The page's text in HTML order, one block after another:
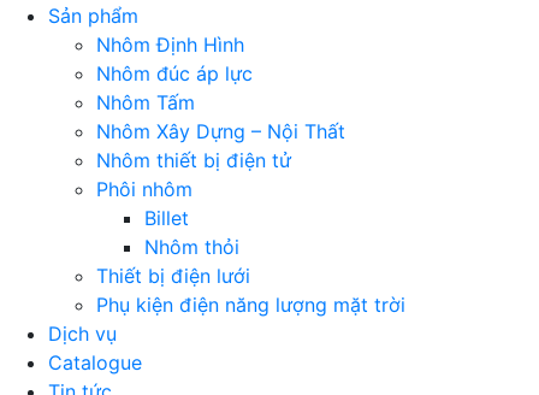
Sản phẩm
Nhôm Định Hình
Nhôm đúc áp lực
Nhôm Tấm
Nhôm Xây Dựng – Nội Thất
Nhôm thiết bị điện tử
Phôi nhôm
Billet
Nhôm thỏi
Thiết bị điện lưới
Phụ kiện điện năng lượng mặt trời
Dịch vụ
Catalogue